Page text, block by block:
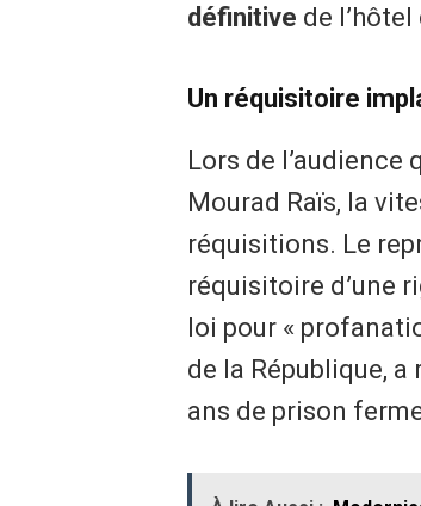
définitive de
Un réquisitoire
Lors de l’audience
Mourad Raïs, la
réquisitions. Le
réquisitoire d’une
loi pour «
de la République,
ans de prison